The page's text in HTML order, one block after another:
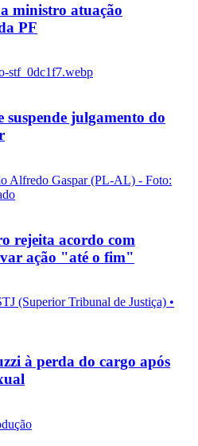
ministro atuação
PF
suspende julgamento do
rejeita acordo com
ação "até o fim"
à perda do cargo após